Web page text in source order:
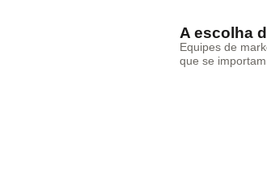
A escolha
Equipes de
que se